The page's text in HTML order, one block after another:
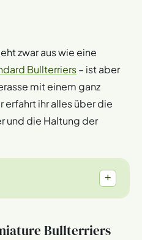
zwar aus wie eine
Bullterriers– ist aber
mit einem ganz
ihr alles über die
und die Haltung der
+
Bullterriers